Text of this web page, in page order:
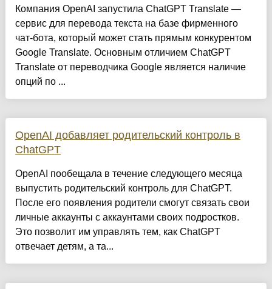
Компания OpenAI запустила ChatGPT Translate —
сервис для перевода текста на базе фирменного
чат-бота, который может стать прямым конкурентом
Google Translate. Основным отличием ChatGPT
Translate от переводчика Google является наличие
опций по ...
OpenAI добавляет родительский контроль в
ChatGPT
OpenAI пообещала в течение следующего месяца
выпустить родительский контроль для ChatGPT.
После его появления родители смогут связать свои
личные аккаунты с аккаунтами своих подростков.
Это позволит им управлять тем, как ChatGPT
отвечает детям, а та...